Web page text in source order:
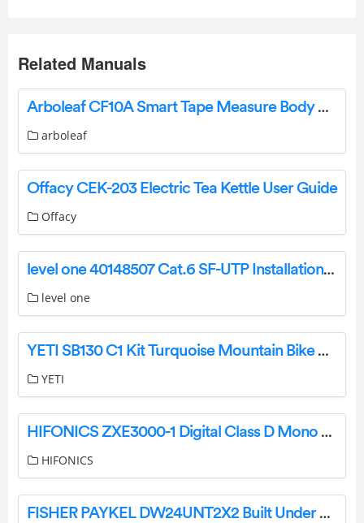
Related Manuals
Arboleaf CF10A Smart Tape Measure Body with App User Guide
arboleaf
Offacy CEK-203 Electric Tea Kettle User Guide
Offacy
level one 40148507 Cat.6 SF-UTP Installation Cable Instructions
level one
YETI SB130 C1 Kit Turquoise Mountain Bike Owner’s Manual
YETI
HIFONICS ZXE3000-1 Digital Class D Mono Amplifier User Manual
HIFONICS
FISHER PAYKEL DW24UNT2X2 Built Under Dishwasher Tall Sanitize User Guide